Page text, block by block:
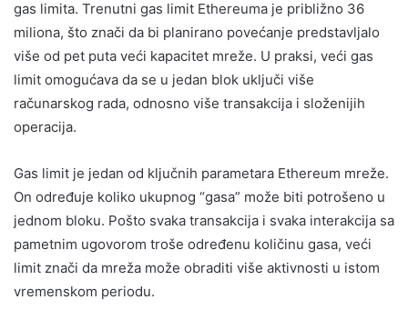
gas limita. Trenutni gas limit Ethereuma je približno 36
miliona, što znači da bi planirano povećanje predstavljalo
više od pet puta veći kapacitet mreže. U praksi, veći gas
limit omogućava da se u jedan blok uključi više
računarskog rada, odnosno više transakcija i složenijih
operacija.
Gas limit je jedan od ključnih parametara Ethereum mreže.
On određuje koliko ukupnog “gasa” može biti potrošeno u
jednom bloku. Pošto svaka transakcija i svaka interakcija sa
pametnim ugovorom troše određenu količinu gasa, veći
limit znači da mreža može obraditi više aktivnosti u istom
vremenskom periodu.